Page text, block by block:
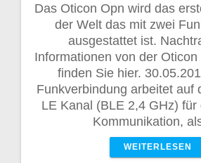
Das Oticon Opn wird das
der Welt das mit zwei
ausgestattet ist.
Informationen von der
finden Sie hier.
Funkverbindung arbeitet auf
LE Kanal (BLE 2,4 GHz) für
Kommunikation,
WEITERLESEN